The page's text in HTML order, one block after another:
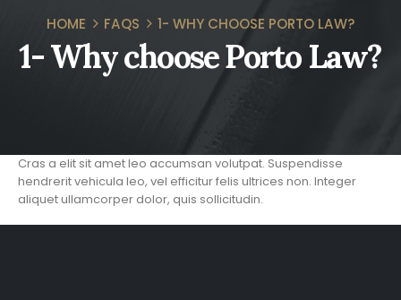
HOME FAQS 1- WHY CHOOSE PORTO LAW?
1- Why choose Porto Law?
Cras a elit sit amet leo accumsan volutpat. Suspendisse
hendrerit vehicula leo, vel efficitur felis ultrices non. Integer
aliquet ullamcorper dolor, quis sollicitudin.